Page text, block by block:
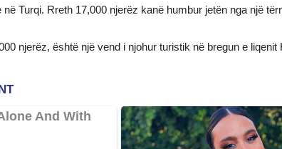
Turqi. Rreth 17,000 njerëz kanë humbur jetën nga një
njerëz, është një vend i njohur turistik në bregun e liqenit